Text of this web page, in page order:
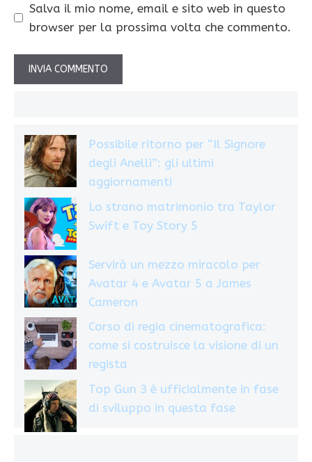
Salva il mio nome, email e sito web in questo
browser per la prossima volta che commento.
Possibile ritorno per “Il Signore
degli Anelli”: gli ultimi
aggiornamenti
Lo strano matrimonio tra Taylor
Swift e Toy Story 5
Servirà un mezzo miracolo per
Avatar 4 e Avatar 5 a James
Cameron
Corso di regia cinematografica:
come si costruisce la visione di un
regista
Top Gun 3 è ufficialmente in fase
di sviluppo in questa fase